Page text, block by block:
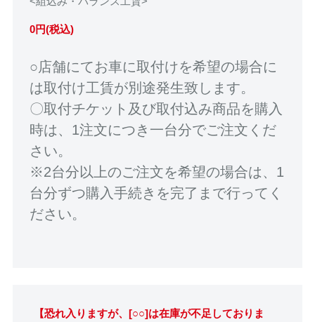
0円(税込)
○店舗にてお車に取付けを希望の場合に
は取付け工賃が別途発生致します。
〇取付チケット及び取付込み商品を購入
時は、1注文につき一台分でご注文くだ
さい。
※2台分以上のご注文を希望の場合は、1
台分ずつ購入手続きを完了まで行ってく
ださい。
【恐れ入りますが、[○○]は在庫が不足しておりま